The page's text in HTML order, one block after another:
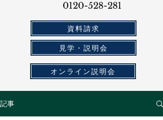
0120-528-281​
資料請求
見学・説明会
オンライン説明会
記事